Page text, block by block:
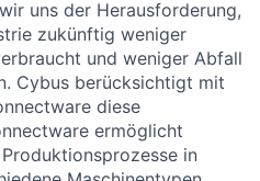
uns der Herausforderung,
zukünftig weniger
und weniger Abfall
Cybus berücksichtigt mit
diese
ermöglicht
in